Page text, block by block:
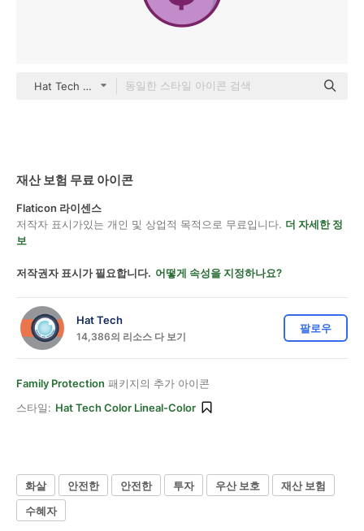
Hat Tech color lineal-color
재산 보험 무료 아이콘
Flaticon 라이센스
저작자 표시가있는 개인 및 상업적 목적으로 무료입니다. 더 자세한 정
보
저작권자 표시가 필요합니다. 어떻게 속성을 지정하나요?
Hat Tech
14,386의 리소스 다 보기
팔로우
Family Protection 패키지의 추가 아이콘
스타일: Hat Tech Color Lineal-Color
화살 안전한 안전한 투자 우산 보호
재산 보험
수혜자